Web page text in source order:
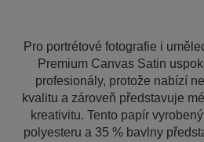
Pro portrétové fotografie i
Premium Canvas Satin
profesionály, protože nabízí
kvalitu a zároveň představuje
kreativitu. Tento papír
polyesteru a 35 % bavlny